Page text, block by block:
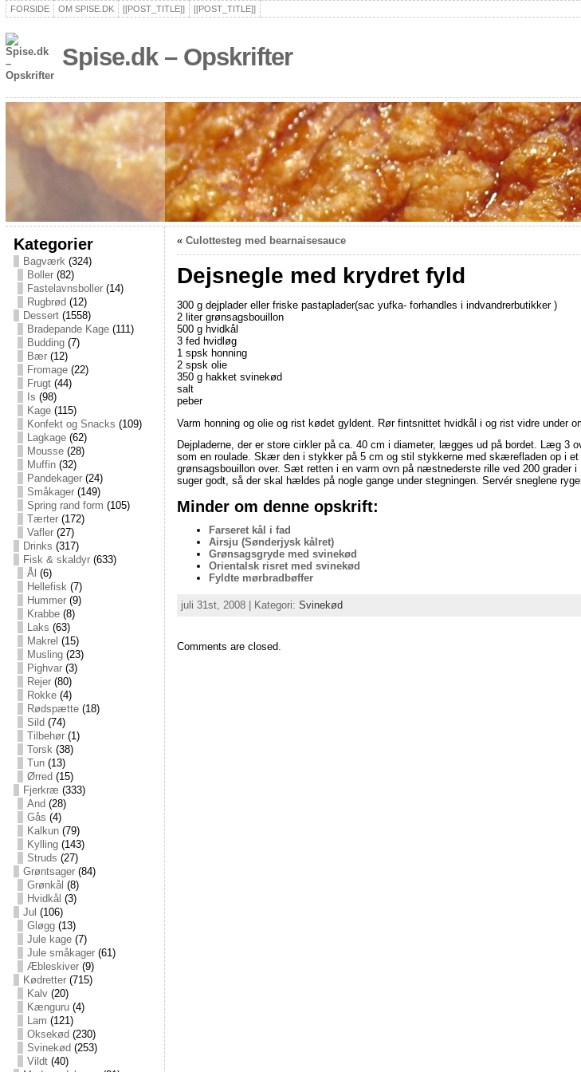
FORSIDE OM SPISE.DK [[POST_TITLE]] [[POST_TITLE]]
Spise.dk – Opskrifter
Kategorier
Bagværk(324)
Boller(82)
Fastelavnsboller(14)
Rugbrød (12)
Dessert(1558)
Bradepande Kage(111)
Budding(7)
Bær(12)
Fromage(22)
Frugt(44)
Is (98)
Kage(115)
Konfekt og Snacks (109)
Lagkage(62)
Mousse(28)
Muffin(32)
Pandekager(24)
Småkager(149)
Spring rand form (105)
Tærter(172)
Vafler(27)
Drinks (317)
Fisk & skaldyr(633)
Ål (6)
Hellefisk(7)
Hummer(9)
Krabbe(8)
Laks (63)
Makrel (15)
Musling(23)
Pighvar(3)
Rejer(80)
Rokke(4)
Rødspætte(18)
Sild (74)
Tilbehør(1)
Torsk(38)
Tun(13)
Ørred (15)
Fjerkræ (333)
And (28)
Gås (4)
Kalkun(79)
Kylling(143)
Struds (27)
Grøntsager(84)
Grønkål (8)
Hvidkål (3)
Jul (106)
Gløgg(13)
Jule kage(7)
Jule småkager(61)
Æbleskiver(9)
Kødretter(715)
Kalv(20)
Kænguru(4)
Lam (121)
Oksekød (230)
Svinekød (253)
Vildt(40)
« Culottesteg med bearnaisesauce
Dejsnegle med krydret fyld
300 g dejplader eller friske pastaplader(sac yufka- forhandles i indvandrerbutikker )
2 liter grønsagsbouillon
500 g hvidkål
3 fed hvidløg
1 spsk honning
2 spsk olie
350 g hakket svinekød
salt
peber
Varm honning og olie og rist kødet gyldent. Rør fintsnittet hvidkål i og rist vidre under
Dejpladerne, der er store cirkler på ca. 40 cm i diameter, lægges ud på bordet. Læg 3
som en roulade. Skær den i stykker på 5 cm og stil stykkerne med skærefladen op i
grønsagsbouillon over. Sæt retten i en varm ovn på næstnederste rille ved 200 grader
suger godt, så der skal hældes på nogle gange under stegningen. Servér sneglene
Minder om denne opskrift:
Farseret kål i fad
Airsju (Sønderjysk kålret)
Grønsagsgryde med svinekød
Orientalsk risret med svinekød
Fyldte mørbradbøffer
juli 31st, 2008 | Kategori: Svinekød
Comments are closed.